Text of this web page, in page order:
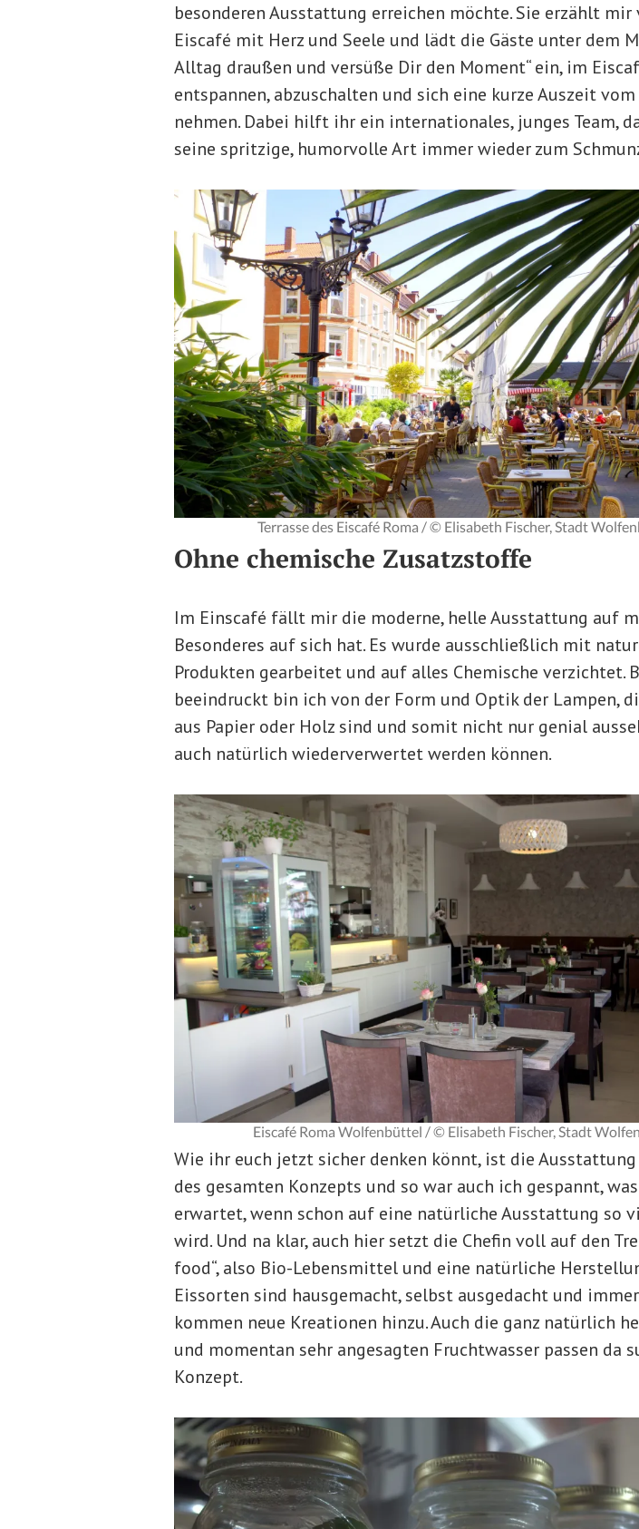
besonderen Ausstattung erreichen möchte. Sie erzählt mir
Eiscafé mit Herz und Seele und lädt die Gäste unter dem
Alltag draußen und versüße Dir den Moment“ ein, im
entspannen, abzuschalten und sich eine kurze Auszeit
nehmen. Dabei hilft ihr ein internationales, junges Team,
seine spritzige, humorvolle Art immer wieder zum
Terrasse des Eiscafé Roma / © Elisabeth Fischer, Stadt
Ohne chemische Zusatzstoffe
Im Einscafé fällt mir die moderne, helle Ausstattung auf
Besonderes auf sich hat. Es wurde ausschließlich mit
Produkten gearbeitet und auf alles Chemische verzichtet.
beeindruckt bin ich von der Form und Optik der Lampen,
aus Papier oder Holz sind und somit nicht nur genial
auch natürlich wiederverwertet werden können.
Eiscafé Roma Wolfenbüttel / © Elisabeth Fischer, Stadt
Wie ihr euch jetzt sicher denken könnt, ist die
des gesamten Konzepts und so war auch ich gespannt,
erwartet, wenn schon auf eine natürliche Ausstattung so
wird. Und na klar, auch hier setzt die Chefin voll auf den
food“, also Bio-Lebensmittel und eine natürliche
Eissorten sind hausgemacht, selbst ausgedacht und
kommen neue Kreationen hinzu. Auch die ganz natürlich
und momentan sehr angesagten Fruchtwasser passen da
Konzept.